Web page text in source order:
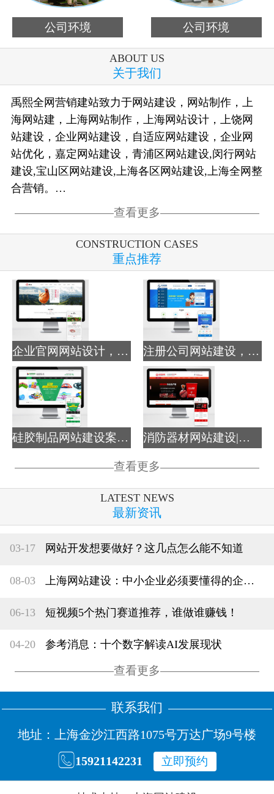
公司环境 公司环境
ABOUT US
关于我们
禹熙全网营销建站致力于网站建设，网站制作，上
海网站建，上海网站制作，上海网站设计，上饶网
站建设，企业网站建设，自适应网站建设，企业网
站优化，嘉定网站建设，青浦区网站建设,闵行网站
建设,宝山区网站建设,上海各区网站建设,上海全网整
合营销。…
查看更多
CONSTRUCTION CASES
重点推荐
企业官网网站设计，品牌宣... 注册公司网站建设，财务记...
硅胶制品网站建设案例-塑... 消防器材网站建设|消防器...
查看更多
LATEST NEWS
最新资讯
03-17 网站开发想要做好？这几点怎么能不知道
08-03 上海网站建设：中小企业必须要懂得的企业网站建设的意义
06-13 短视频5个热门赛道推荐，谁做谁赚钱！
04-20 参考消息：十个数字解读AI发展现状
查看更多
联系我们
地址：上海金沙江西路1075号万达广场9号楼
15921142231 立即预约